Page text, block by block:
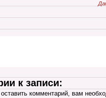
к записи:
комментарий, вам